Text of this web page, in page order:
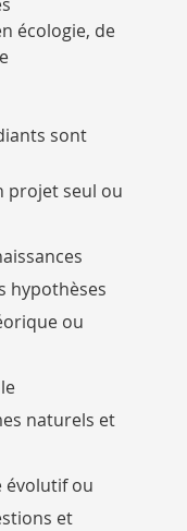
écologie, de
sont
projet seul ou
hypothèses
ou
naturels et
évolutif ou
et